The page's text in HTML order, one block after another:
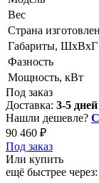
Вес
Страна
Габариты, ШхВхГ
Фазность
Мощность, кВт
Под заказ
Доставка: 3-5 дней
Нашли дешевле?
90 460 ₽
Под заказ
Или купить
ещё быстрее через: